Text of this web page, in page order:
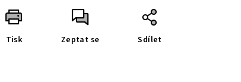
Tisk Zeptat se Sdílet